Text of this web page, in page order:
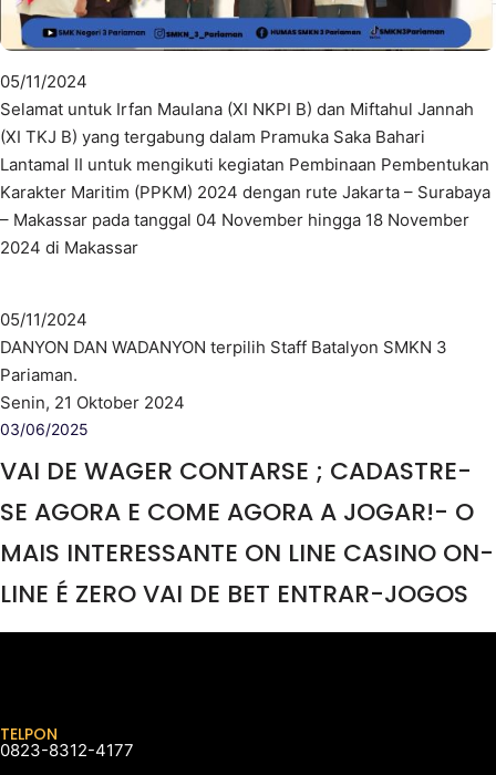
05/11/2024
Selamat untuk Irfan Maulana (XI NKPI B) dan Miftahul Jannah
(XI TKJ B) yang tergabung dalam Pramuka Saka Bahari
Lantamal II untuk mengikuti kegiatan Pembinaan Pembentukan
Karakter Maritim (PPKM) 2024 dengan rute Jakarta – Surabaya
– Makassar pada tanggal 04 November hingga 18 November
2024 di Makassar
05/11/2024
DANYON DAN WADANYON terpilih Staff Batalyon SMKN 3
Pariaman.
Senin, 21 Oktober 2024
03/06/2025
VAI DE WAGER CONTARSE ; CADASTRE-
SE AGORA E COME AGORA A JOGAR!- O
MAIS INTERESSANTE ON LINE CASINO ON-
LINE É ZERO VAI DE BET ENTRAR-JOGOS
TELPON
0823-8312-4177